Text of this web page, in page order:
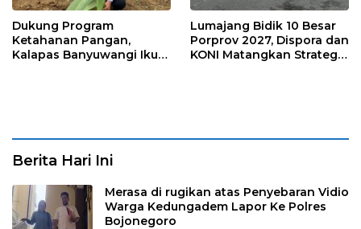
Dukung Program
Ketahanan Pangan,
Kalapas Banyuwangi Ikuti
Lumajang Bidik 10 Besar
Porprov 2027, Dispora dan
KONI Matangkan Strategi
Berita Hari Ini
Merasa di rugikan atas Penyebaran Vidio
Warga Kedungadem Lapor Ke Polres
Bojonegoro